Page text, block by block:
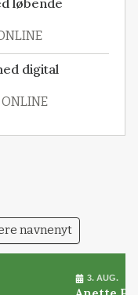
løbende
digital
navnenyt
3. AUG.